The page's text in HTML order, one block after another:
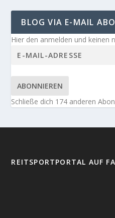
BLOG VIA E-MAIL
Hier den anmelden und keinen
ABONNIEREN
Schließe dich 174 anderen
REITSPORTPORTAL AUF